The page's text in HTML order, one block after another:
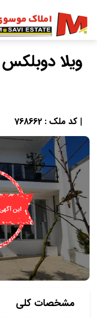
ویلا
| کد ملک : 768662
مشخصات کلی